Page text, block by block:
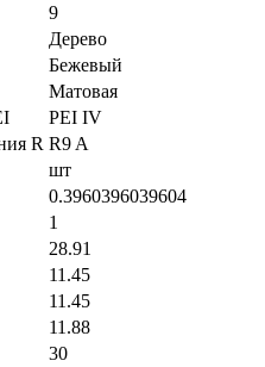
9
Дерево
Бежевый
Матовая
PEI IV
R R9 A
шт
0.3960396039604
1
28.91
11.45
11.45
11.88
30